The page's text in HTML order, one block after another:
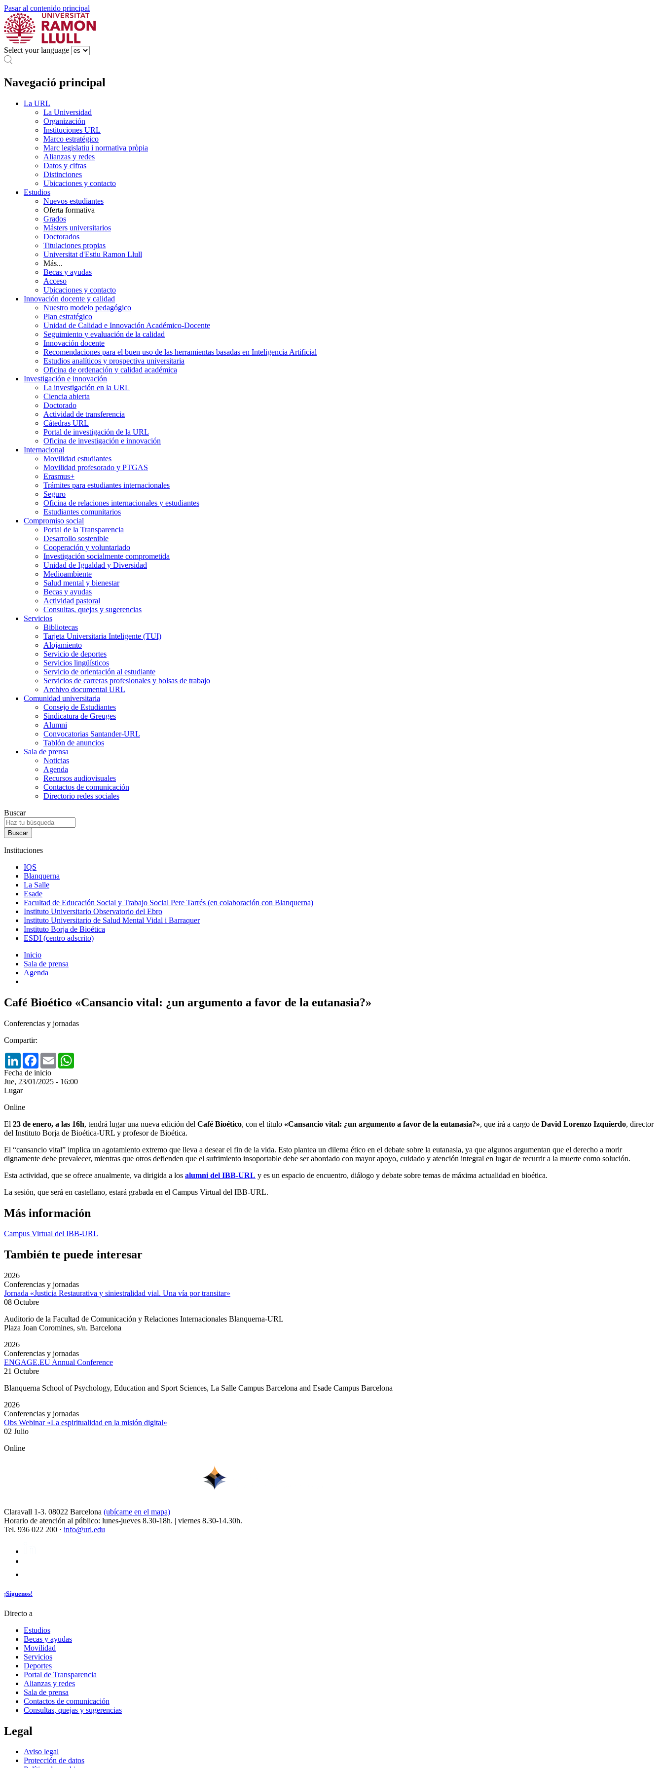
Pasar al contenido principal
Select your language
Navegació principal
La URL
La Universidad
Organización
Instituciones URL
Marco estratégico
Marc legislatiu i normativa pròpia
Alianzas y redes
Datos y cifras
Distinciones
Ubicaciones y contacto
Estudios
Nuevos estudiantes
Oferta formativa
Grados
Másters universitarios
Doctorados
Titulaciones propias
Universitat d'Estiu Ramon Llull
Más...
Becas y ayudas
Acceso
Ubicaciones y contacto
Innovación docente y calidad
Nuestro modelo pedagógico
Plan estratégico
Unidad de Calidad e Innovación Académico-Docente
Seguimiento y evaluación de la calidad
Innovación docente
Recomendaciones para el buen uso de las herramientas basadas en Inteligencia Artificial
Estudios analíticos y prospectiva universitaria
Oficina de ordenación y calidad académica
Investigación e innovación
La investigación en la URL
Ciencia abierta
Doctorado
Actividad de transferencia
Cátedras URL
Portal de investigación de la URL
Oficina de investigación e innovación
Internacional
Movilidad estudiantes
Movilidad profesorado y PTGAS
Erasmus+
Trámites para estudiantes internacionales
Seguro
Oficina de relaciones internacionales y estudiantes
Estudiantes comunitarios
Compromiso social
Portal de la Transparencia
Desarrollo sostenible
Cooperación y voluntariado
Investigación socialmente comprometida
Unidad de Igualdad y Diversidad
Medioambiente
Salud mental y bienestar
Becas y ayudas
Actividad pastoral
Consultas, quejas y sugerencias
Servicios
Bibliotecas
Tarjeta Universitaria Inteligente (TUI)
Alojamiento
Servicio de deportes
Servicios lingüísticos
Servicio de orientación al estudiante
Servicios de carreras profesionales y bolsas de trabajo
Archivo documental URL
Comunidad universitaria
Consejo de Estudiantes
Sindicatura de Greuges
Alumni
Convocatorias Santander-URL
Tablón de anuncios
Sala de prensa
Noticias
Agenda
Recursos audiovisuales
Contactos de comunicación
Directorio redes sociales
Buscar
Instituciones
IQS
Blanquerna
La Salle
Esade
Facultad de Educación Social y Trabajo Social Pere Tarrés (en colaboración con Blanquerna)
Instituto Universitario Observatorio del Ebro
Instituto Universitario de Salud Mental Vidal i Barraquer
Instituto Borja de Bioética
ESDI (centro adscrito)
Inicio
Sala de prensa
Agenda
Café Bioético «Cansancio vital: ¿un argumento a favor de la eutanasia?»
Conferencias y jornadas
Compartir:
LinkedInFacebook
Email
Fecha de inicio
Jue, 23/01/2025 - 16:00
Lugar
Online
El 23 de enero, a las 16h, tendrá lugar una nueva edición del Café Bioético, con el título «Cansancio vital: ¿un argumento a favor de la eutanasia?», que irá a cargo de David Lorenzo Izquierdo, director
del Instituto Borja de Bioética-URL y profesor de Bioética.
El “cansancio vital” implica un agotamiento extremo que lleva a desear el fin de la vida. Esto plantea un dilema ético en el debate sobre la eutanasia, ya que algunos argumentan que el derecho a morir
dignamente debe prevalecer, mientras que otros defienden que el sufrimiento insoportable debe ser abordado con mayor apoyo, cuidado y atención integral en lugar de recurrir a la muerte como solución.
Esta actividad, que se ofrece anualmente, va dirigida a los alumni del IBB-URL y es un espacio de encuentro, diálogo y debate sobre temas de máxima actualidad en bioética.
La sesión, que será en castellano, estará grabada en el Campus Virtual del IBB-URL.
Más información
Campus Virtual del IBB-URL
También te puede interesar
2026
Conferencias y jornadas
Jornada «Justicia Restaurativa y siniestralidad vial. Una vía por transitar»
08 Octubre
Auditorio de la Facultad de Comunicación y Relaciones Internacionales Blanquerna-URL
Plaza Joan Coromines, s/n. Barcelona
2026
Conferencias y jornadas
ENGAGE.EU Annual Conference
21 Octubre
Blanquerna School of Psychology, Education and Sport Sciences, La Salle Campus Barcelona and Esade Campus Barcelona
2026
Conferencias y jornadas
Obs Webinar «La espiritualidad en la misión digital»
02 Julio
Online
Claravall 1-3. 08022 Barcelona (ubícame en el mapa)
Horario de atención al público: lunes-jueves 8.30-18h. | viernes 8.30-14.30h.
Tel. 936 022 200 · info@url.edu
¡Síguenos!
Directo a
Estudios
Becas y ayudas
Movilidad
Servicios
Deportes
Portal de Transparencia
Alianzas y redes
Sala de prensa
Contactos de comunicación
Consultas, quejas y sugerencias
Legal
Aviso legal
Protección de datos